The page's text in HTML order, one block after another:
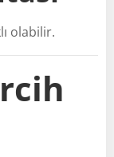
olabilir.